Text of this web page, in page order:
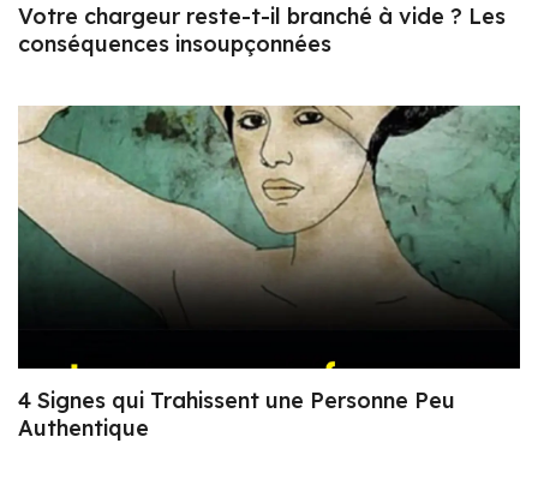
Votre chargeur reste-t-il branché à vide ? Les
conséquences insoupçonnées
4 Signes qui Trahissent une Personne Peu
Authentique